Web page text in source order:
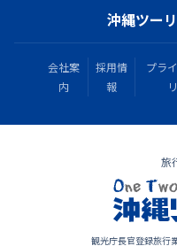
沖縄ツー
会社案
内
採用情
報
プラ
旅
観光庁長官登録旅行